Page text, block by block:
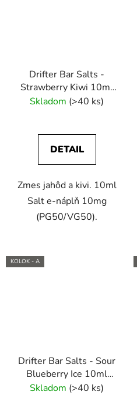
Drifter Bar Salts -
Strawberry Kiwi 10ml
(10mg) e-liquid
Skladom (>40 ks)
DETAIL
Zmes jahôd a kivi. 10ml
Salt e-náplň 10mg
(PG50/VG50).
KOLOK - A
Drifter Bar Salts - Sour
Blueberry Ice 10ml
(10mg) e-liquid
Skladom (>40 ks)